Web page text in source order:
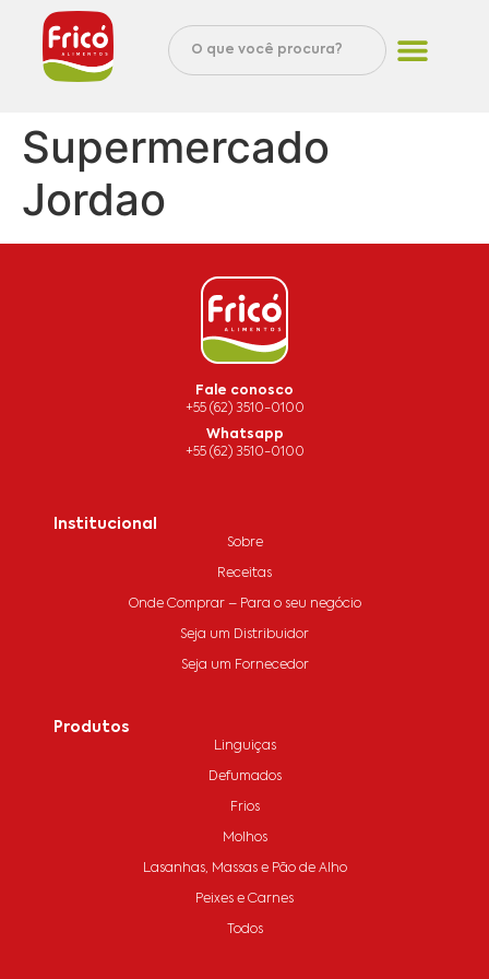
Supermercado
Jordao
Fale conosco
+55 (62) 3510-0100
Whatsapp
+55 (62) 3510-0100
Institucional
Sobre
Receitas
Onde Comprar – Para o seu negócio
Seja um Distribuidor
Seja um Fornecedor
Produtos
Linguiças
Defumados
Frios
Molhos
Lasanhas, Massas e Pão de Alho
Peixes e Carnes
Todos